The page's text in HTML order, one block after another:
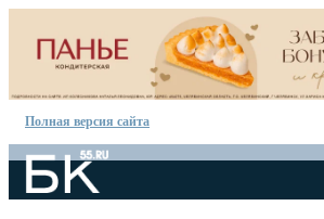
Полная версия сайта